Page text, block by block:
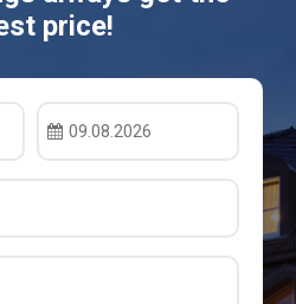
price!
09.08.2026